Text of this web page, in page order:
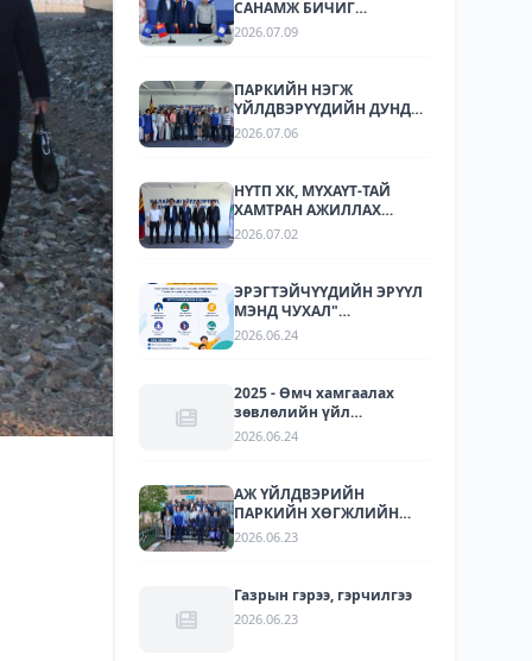
САНАМЖ БИЧИГ
БАЙГУУЛЛАА
2026.07.09
ПАРКИЙН НЭГЖ
ҮЙЛДВЭРҮҮДИЙН ДУНД
СТАНДАРТЧИЛАЛ,
СУРГАЛТ, МЭДЭЭЛЛИЙН
АРГА ХЭМЖЭЭ ЗОХИОН
2026.07.06
НҮТП ХК, МҮХАҮТ-ТАЙ
ХАМТРАН АЖИЛЛАХ
БОЛОМЖУУДЫГ
2026.07.02
ЭРЭГТЭЙЧҮҮДИЙН ЭРҮҮЛ
МЭНД ЧУХАЛ"
НӨЛӨӨЛЛИЙН АЯН
2026.06.24
2025 - Өмч хамгаалах
зөвлөлийн үйл
ажиллагаа
2026.06.24
АЖ ҮЙЛДВЭРИЙН
ПАРКИЙН ХӨГЖЛИЙН
ТУРШЛАГА СОЛИЛЦОХ
2026.06.23
Газрын гэрээ, гэрчилгээ
2026.06.23